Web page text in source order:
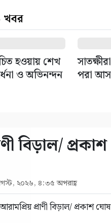
খবর
হওয়ায় শেখ
ও অভিনন্দন
পরা
বিড়াল/
২০২৬, ৪:৩৫ অপরাহ্ণ